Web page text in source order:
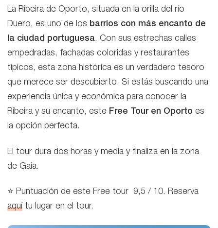
La Ribeira de Oporto, situada en la orilla del río
Duero, es uno de los barrios con más encanto de
la ciudad portuguesa. Con sus estrechas calles
empedradas, fachadas coloridas y restaurantes
típicos, esta zona histórica es un verdadero tesoro
que merece ser descubierto. Si estás buscando una
experiencia única y económica para conocer la
Ribeira y su encanto, este Free Tour en Oporto es
la opción perfecta.
El tour dura dos horas y media y finaliza en la zona
de Gaia.
⭐ Puntuación de este Free tour 9,5 / 10. Reserva
aquí tu lugar en el tour.